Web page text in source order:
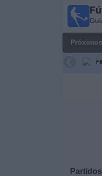
Fútbol en
Honduras